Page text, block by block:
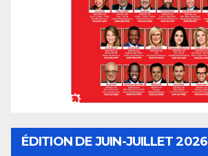
ÉDITION DE JUIN-JUILLET 2026